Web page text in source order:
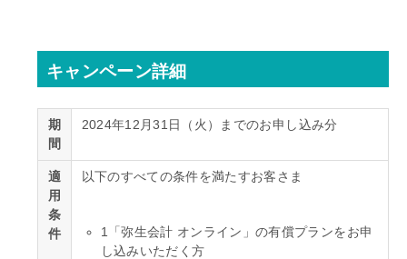
キャンペーン詳細
期
間
2024年12月31日（火）までのお申し込み分
適
用
条
件
以下のすべての条件を満たすお客さま
1
「弥生会計 オンライン」の有償プランをお申
し込みいただく方